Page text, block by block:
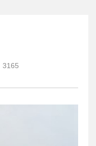
3165